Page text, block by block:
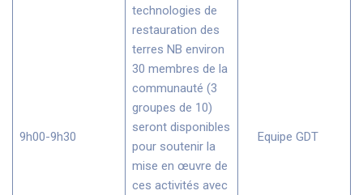
9h00-9h30
technologies de
restauration des
terres NB environ
30 membres de la
communauté (3
groupes de 10)
seront disponibles
pour soutenir la
mise en œuvre de
ces activités avec
Equipe GDT